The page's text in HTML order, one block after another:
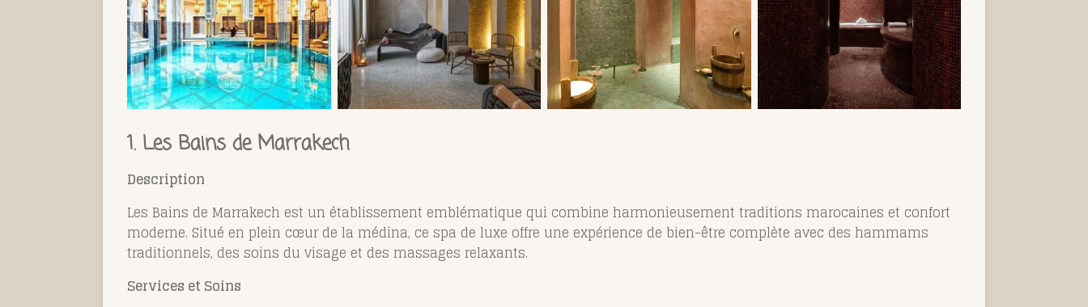
1. Les Bains de Marrakech
Description
Les Bains de Marrakech est un établissement emblématique qui combine harmonieusement traditions marocaines et confort
moderne. Situé en plein cœur de la médina, ce spa de luxe offre une expérience de bien-être complète avec des hammams
traditionnels, des soins du visage et des massages relaxants.
Services et Soins